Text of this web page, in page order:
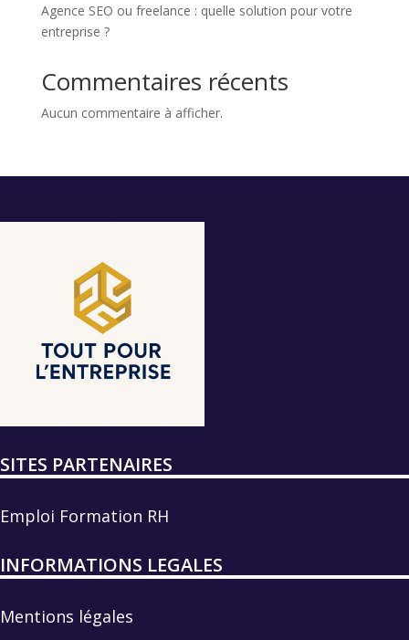
Agence SEO ou freelance : quelle solution pour votre
entreprise ?
Commentaires récents
Aucun commentaire à afficher.
SITES PARTENAIRES
Emploi Formation RH
INFORMATIONS LEGALES
Mentions légales